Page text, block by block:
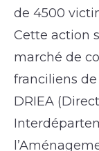
de 4500
Cette action
marché de
franciliens
DRIEA